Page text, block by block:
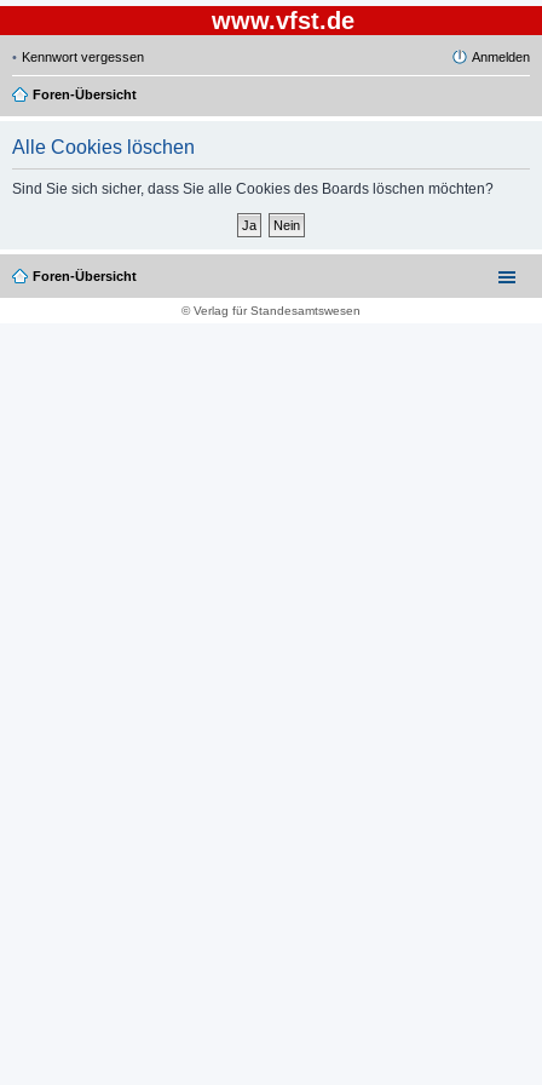
www.vfst.de
Kennwort vergessen Anmelden
Foren-Übersicht
Alle Cookies löschen
Sind Sie sich sicher, dass Sie alle Cookies des Boards löschen möchten?
Foren-Übersicht
© Verlag für Standesamtswesen